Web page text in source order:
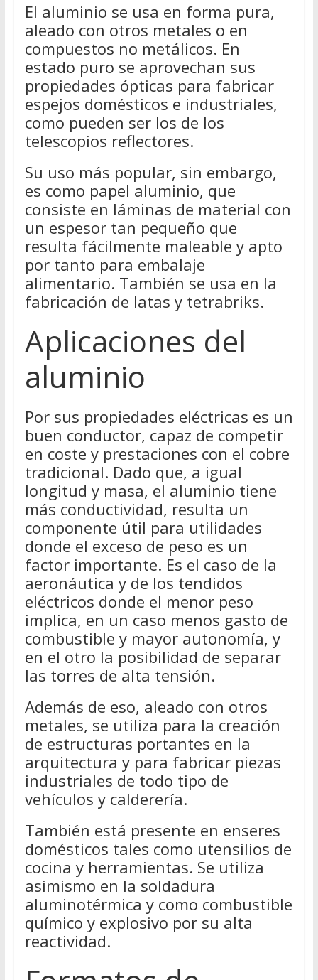
El aluminio se usa en forma pura,
aleado con otros metales o en
compuestos no metálicos. En
estado puro se aprovechan sus
propiedades ópticas para fabricar
espejos domésticos e industriales,
como pueden ser los de los
telescopios reflectores.
Su uso más popular, sin embargo,
es como papel aluminio, que
consiste en láminas de material con
un espesor tan pequeño que
resulta fácilmente maleable y apto
por tanto para embalaje
alimentario. También se usa en la
fabricación de latas y tetrabriks.
Aplicaciones del
aluminio
Por sus propiedades eléctricas es un
buen conductor, capaz de competir
en coste y prestaciones con el cobre
tradicional. Dado que, a igual
longitud y masa, el aluminio tiene
más conductividad, resulta un
componente útil para utilidades
donde el exceso de peso es un
factor importante. Es el caso de la
aeronáutica y de los tendidos
eléctricos donde el menor peso
implica, en un caso menos gasto de
combustible y mayor autonomía, y
en el otro la posibilidad de separar
las torres de alta tensión.
Además de eso, aleado con otros
metales, se utiliza para la creación
de estructuras portantes en la
arquitectura y para fabricar piezas
industriales de todo tipo de
vehículos y calderería.
También está presente en enseres
domésticos tales como utensilios de
cocina y herramientas. Se utiliza
asimismo en la soldadura
aluminotérmica y como combustible
químico y explosivo por su alta
reactividad.